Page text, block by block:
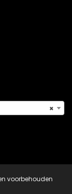
×
voorbehouden